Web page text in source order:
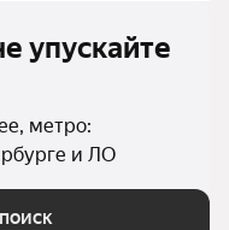
упускайте
метро:
и ЛО